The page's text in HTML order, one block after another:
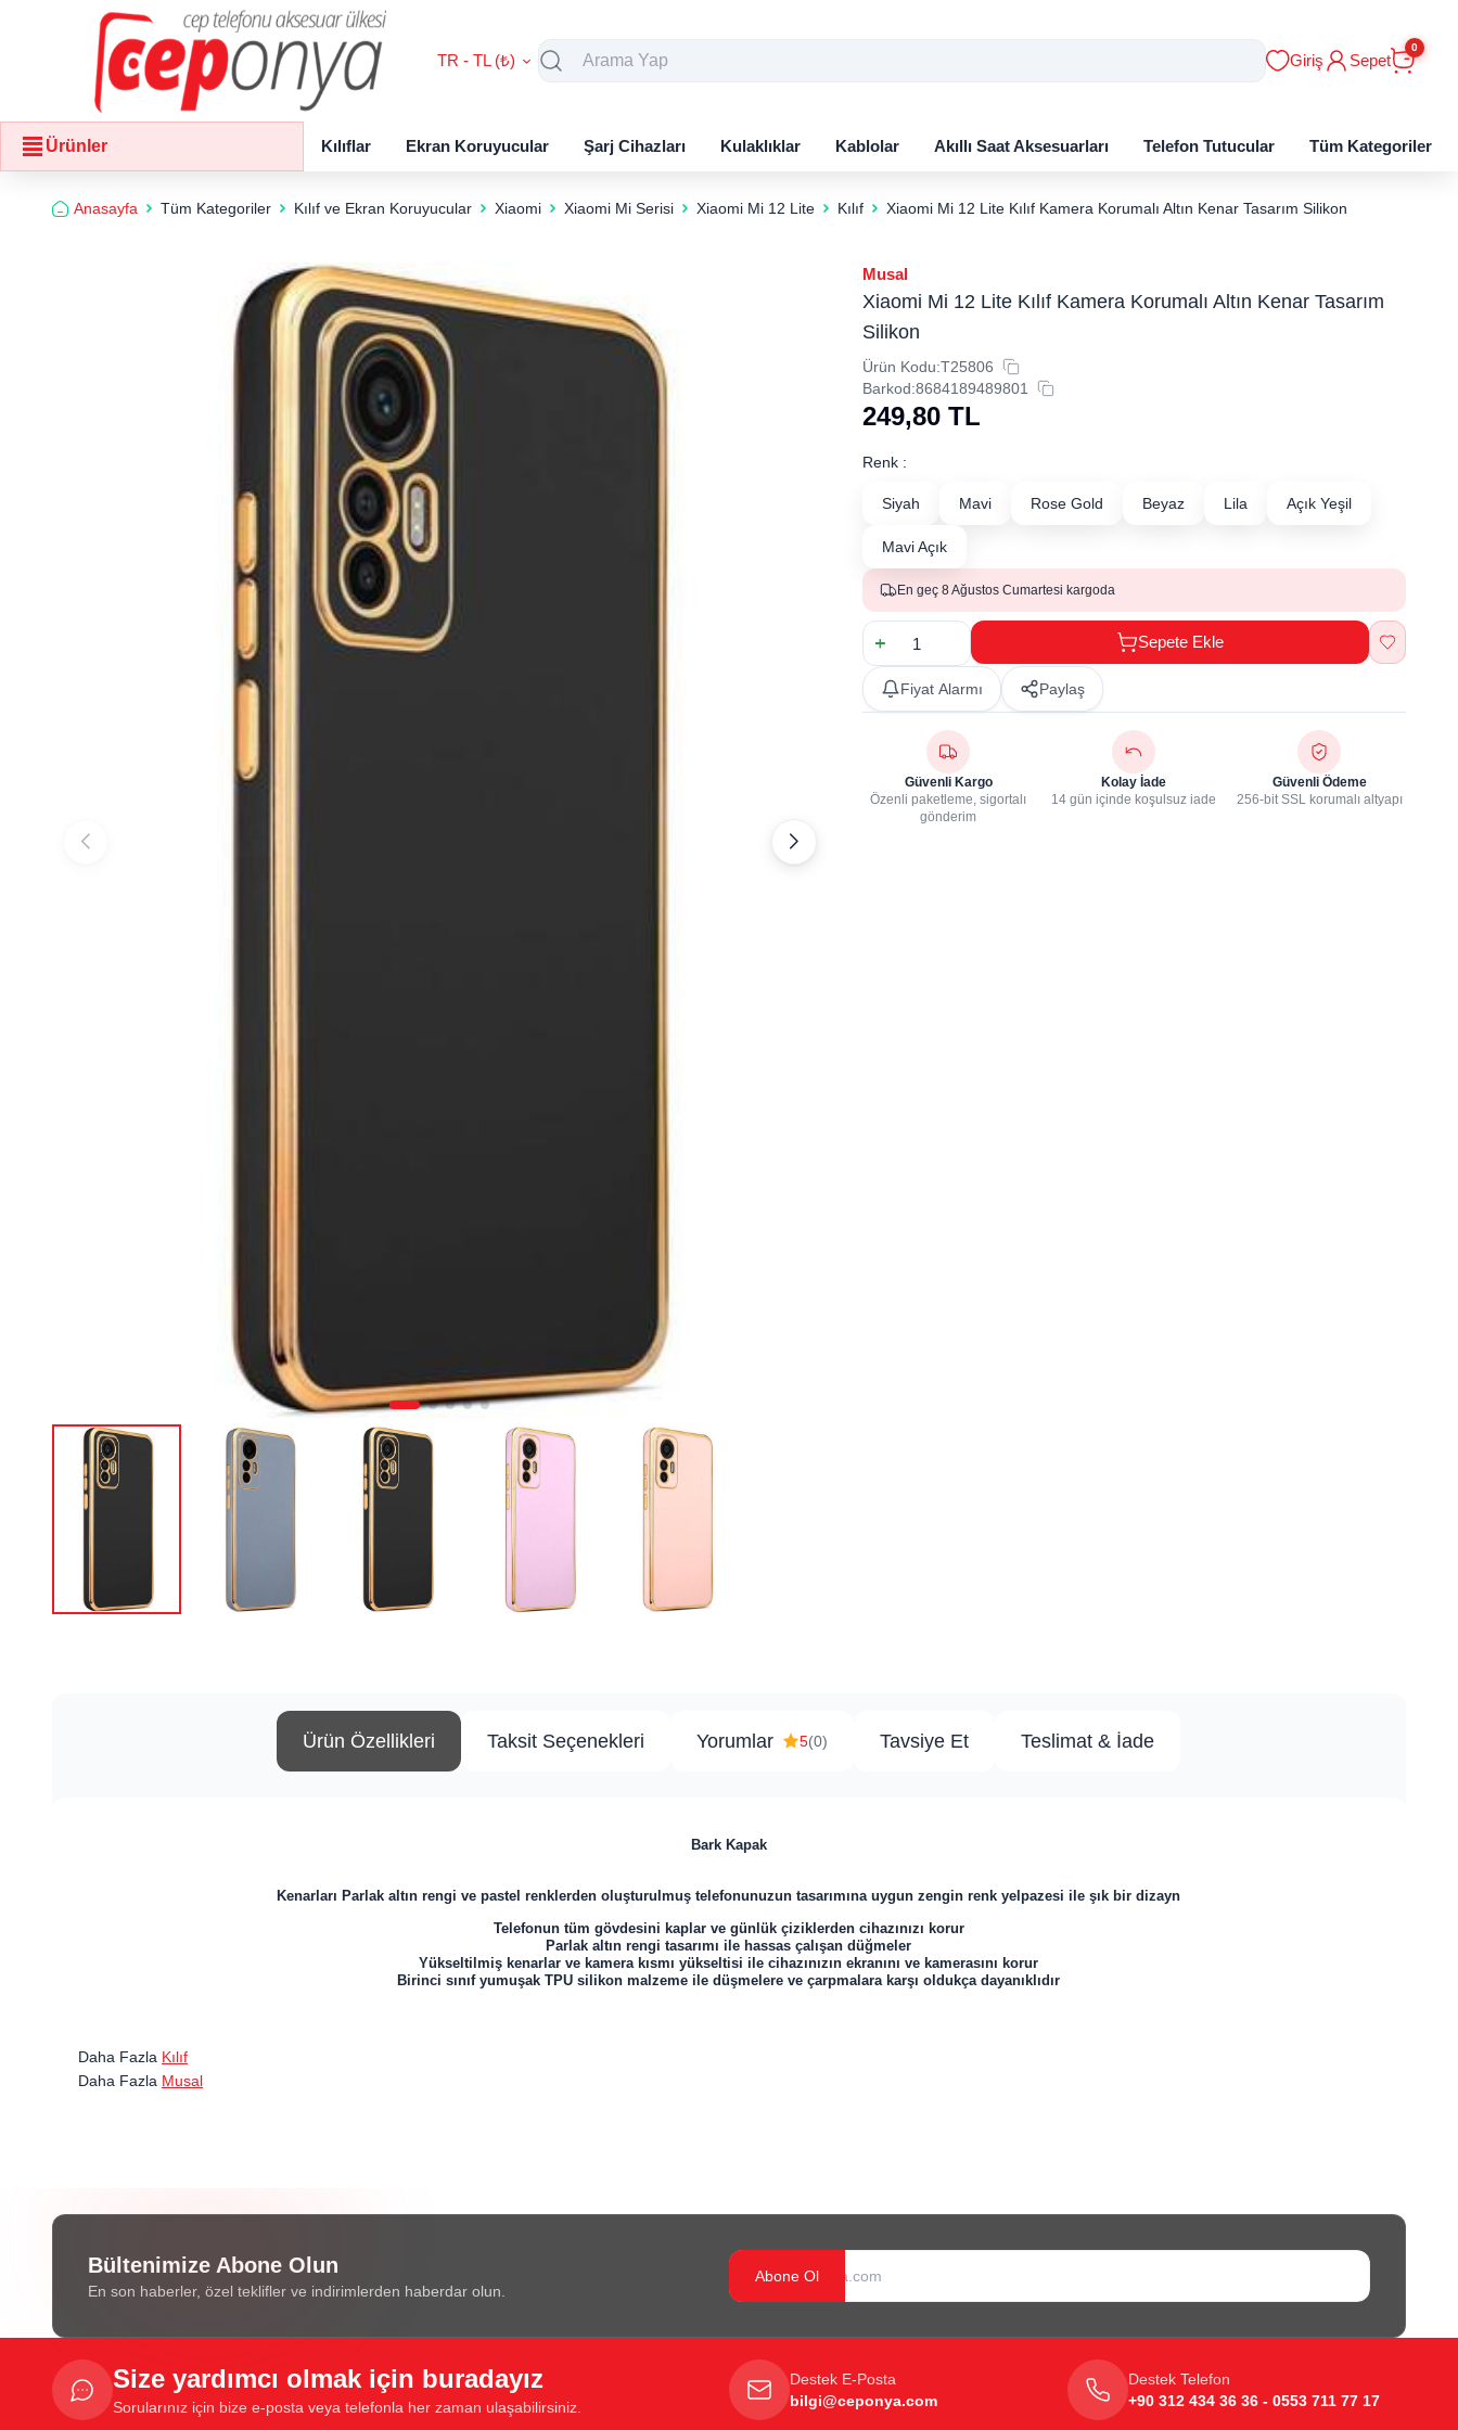
TR - TL (₺) Giriş Sepet
0
Ürünler Kılıflar Ekran Koruyucular Şarj Cihazları Kulaklıklar Kablolar Akıllı Saat Aksesuarları Telefon Tutucular Tüm Kategoriler
Anasayfa Tüm Kategoriler Kılıf ve Ekran Koruyucular Xiaomi Xiaomi Mi Serisi Xiaomi Mi 12 Lite Kılıf Xiaomi Mi 12 Lite Kılıf Kamera Korumalı Altın Kenar Tasarım Silikon
Musal
Xiaomi Mi 12 Lite Kılıf Kamera Korumalı Altın Kenar Tasarım
Silikon
Ürün Kodu:T25806
Barkod:8684189489801
249,80 TL
Renk :
Siyah Mavi Rose Gold Beyaz Lila Açık Yeşil
Mavi Açık
En geç 8 Ağustos Cumartesi kargoda
Sepete Ekle
Fiyat Alarmı Paylaş
Güvenli Kargo
Özenli paketleme, sigortalı
gönderim
Kolay İade
14 gün içinde koşulsuz iade
Güvenli Ödeme
256-bit SSL korumalı altyapı
Ürün Özellikleri Taksit Seçenekleri Yorumlar 5(0) Tavsiye Et Teslimat & İade
Bark Kapak
Kenarları Parlak altın rengi ve pastel renklerden oluşturulmuş telefonunuzun tasarımına uygun zengin renk yelpazesi ile şık bir dizayn
Telefonun tüm gövdesini kaplar ve günlük çiziklerden cihazınızı korur
Parlak altın rengi tasarımı ile hassas çalışan düğmeler
Yükseltilmiş kenarlar ve kamera kısmı yükseltisi ile cihazınızın ekranını ve kamerasını korur
Birinci sınıf yumuşak TPU silikon malzeme ile düşmelere ve çarpmalara karşı oldukça dayanıklıdır
Daha Fazla Kılıf
Daha Fazla Musal
Bültenimize Abone Olun
En son haberler, özel teklifler ve indirimlerden haberdar olun.
Abone Ol
Size yardımcı olmak için buradayız
Sorularınız için bize e-posta veya telefonla her zaman ulaşabilirsiniz.
Destek E-Posta
bilgi@ceponya.com
Destek Telefon
+90 312 434 36 36 - 0553 711 77 17